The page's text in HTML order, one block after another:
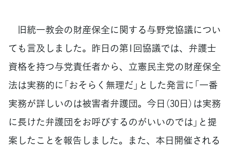
旧統一教会の財産保全に関する与野党協議につい
ても言及しました。昨日の第1回協議では、弁護士
資格を持つ与党責任者から、立憲民主党の財産保全
法は実務的に「おそらく無理だ」とした発言に「一番
実務が詳しいのは被害者弁護団。今日（30日）は実務
に長けた弁護団をお呼びするのがいいのでは」と提
案したことを報告しました。また、本日開催される